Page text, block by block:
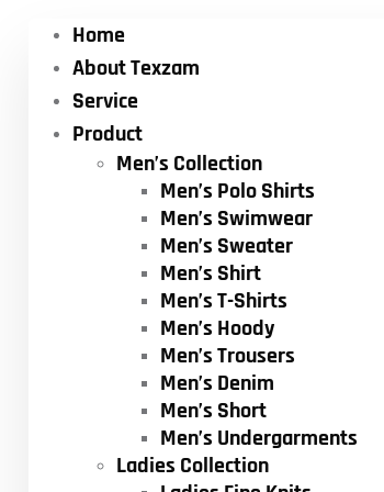
Home
About Texzam
Service
Product
Men’s Collection
Men’s Polo Shirts
Men’s Swimwear
Men’s Sweater
Men’s Shirt
Men’s T-Shirts
Men’s Hoody
Men’s Trousers
Men’s Denim
Men’s Short
Men’s Undergarments
Ladies Collection